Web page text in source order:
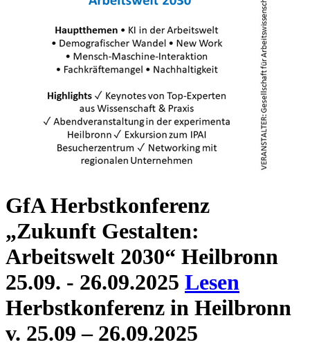
GfA Herbstkonferenz
„Zukunft Gestalten:
Arbeitswelt 2030“ Heilbronn
25.09. - 26.09.2025 Lesen
Herbstkonferenz in Heilbronn
v. 25.09 – 26.09.2025